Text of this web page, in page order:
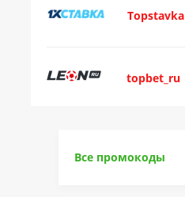
Topstavka
topbet_ru
Все промокоды